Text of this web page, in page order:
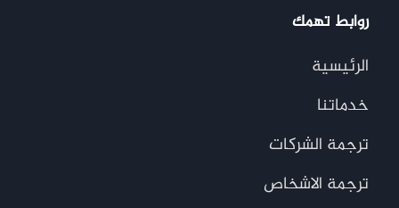
روابط تهمك
الرئيسية
خدماتنا
ترجمة الشركات
ترجمة الاشخاص